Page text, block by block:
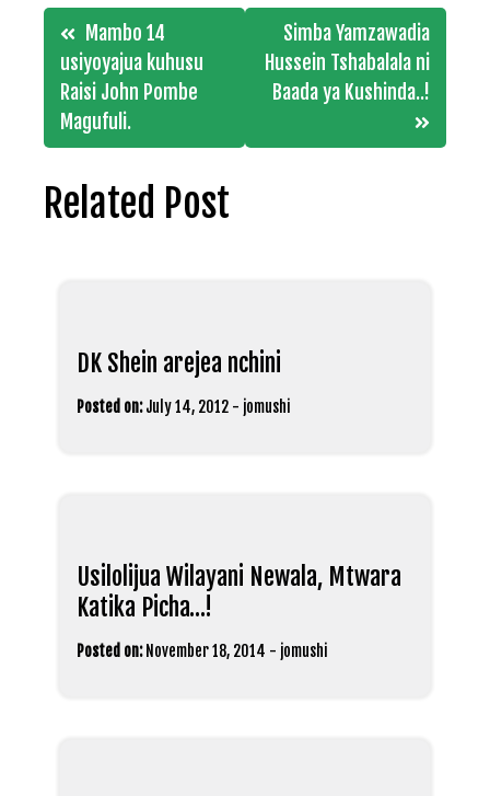
Post
navigation
Mambo 14
usiyoyajua kuhusu
Raisi John Pombe
Magufuli.
Simba Yamzawadia
Hussein Tshabalala ni
Baada ya Kushinda..!
Related Post
DK Shein arejea nchini
Posted on: July 14, 2012 - jomushi
Usilolijua Wilayani Newala, Mtwara
Katika Picha…!
Posted on: November 18, 2014 - jomushi